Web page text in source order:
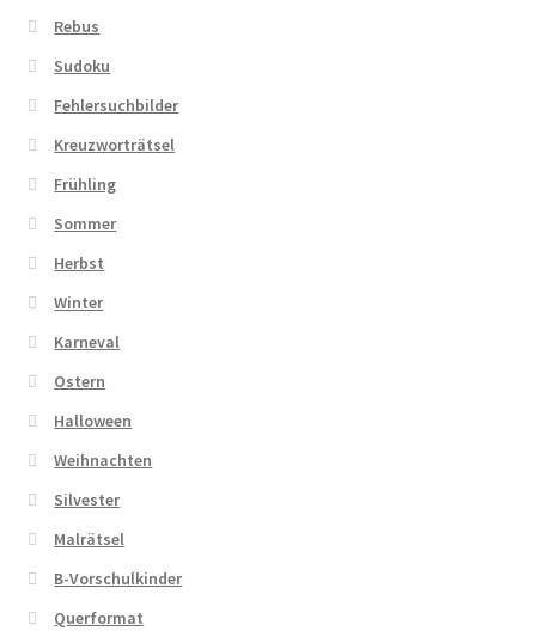
Rebus
Sudoku
Fehlersuchbilder
Kreuzworträtsel
Frühling
Sommer
Herbst
Winter
Karneval
Ostern
Halloween
Weihnachten
Silvester
Malrätsel
B-Vorschulkinder
Querformat